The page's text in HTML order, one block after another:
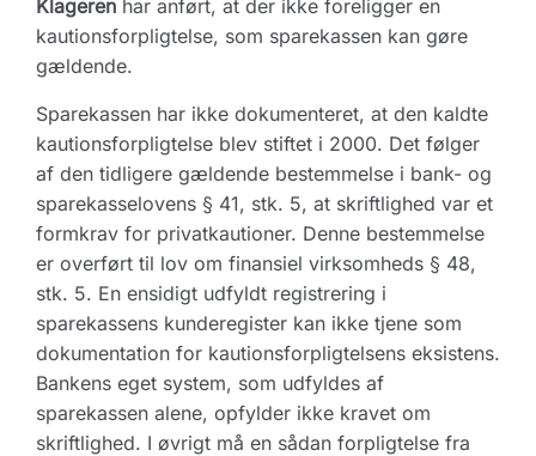
Klageren har anført, at der ikke foreligger en
kautionsforpligtelse, som sparekassen kan gøre
gældende.
Sparekassen har ikke dokumenteret, at den kaldte
kautionsforpligtelse blev stiftet i 2000. Det følger
af den tidligere gældende bestemmelse i bank- og
sparekasselovens § 41, stk. 5, at skriftlighed var et
formkrav for privatkautioner. Denne bestemmelse
er overført til lov om finansiel virksomheds § 48,
stk. 5. En ensidigt udfyldt registrering i
sparekassens kunderegister kan ikke tjene som
dokumentation for kautionsforpligtelsens eksistens.
Bankens eget system, som udfyldes af
sparekassen alene, opfylder ikke kravet om
skriftlighed. I øvrigt må en sådan forpligtelse fra